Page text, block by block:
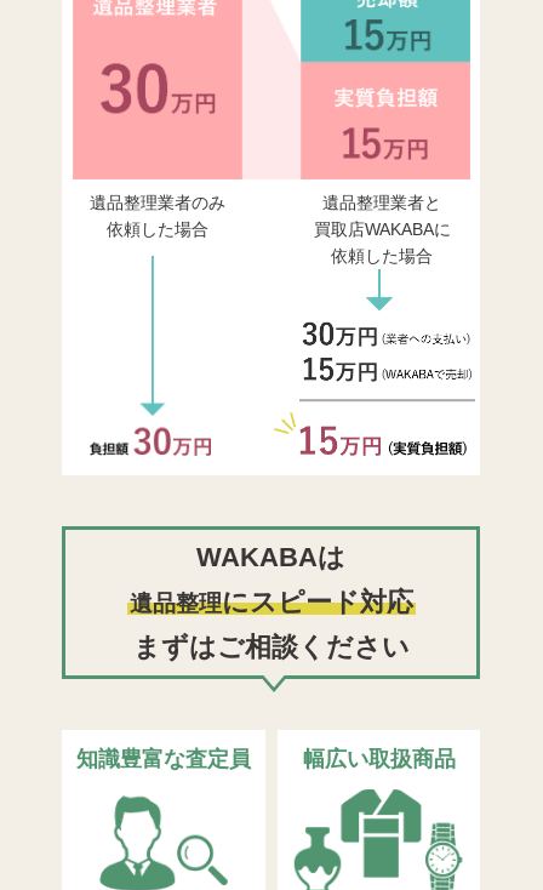
遺品整理業者のみ
依頼した場合
遺品整理業者と
買取店WAKABAに
依頼した場合
WAKABAは
遺品整理にスピード対応
まずはご相談ください
知識豊富な査定員 幅広い取扱商品